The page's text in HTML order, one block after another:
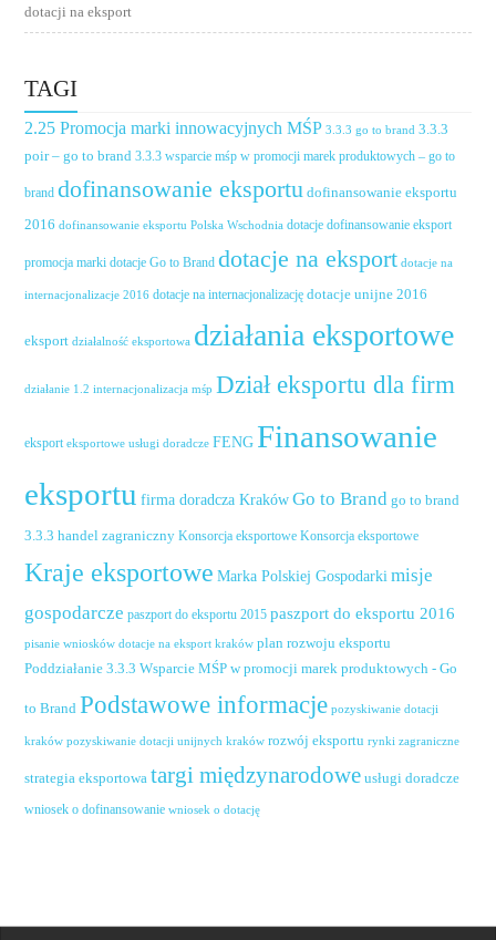
dotacji na eksport
TAGI
2.25 Promocja marki innowacyjnych MŚP 3.3.3 go to brand 3.3.3
poir – go to brand 3.3.3 wsparcie mśp w promocji marek produktowych – go to
brand dofinansowanie eksportu dofinansowanie eksportu
2016 dofinansowanie eksportu Polska Wschodnia dotacje dofinansowanie eksport
promocja marki dotacje Go to Brand dotacje na eksport dotacje na
internacjonalizacje 2016 dotacje na internacjonalizację dotacje unijne 2016
eksport działalność eksportowa działania eksportowe
działanie 1.2 internacjonalizacja mśp Dział eksportu dla firm
eksport eksportowe usługi doradcze FENG Finansowanie
eksportu firma doradcza Kraków Go to Brand go to brand
3.3.3 handel zagraniczny Konsorcja eksportowe Konsorcja eksportowe
Kraje eksportowe Marka Polskiej Gospodarki misje
gospodarcze paszport do eksportu 2015 paszport do eksportu 2016
pisanie wniosków dotacje na eksport kraków plan rozwoju eksportu
Poddziałanie 3.3.3 Wsparcie MŚP w promocji marek produktowych - Go
to Brand Podstawowe informacje pozyskiwanie dotacji
kraków pozyskiwanie dotacji unijnych kraków rozwój eksportu rynki zagraniczne
strategia eksportowa targi międzynarodowe usługi doradcze
wniosek o dofinansowanie wniosek o dotację